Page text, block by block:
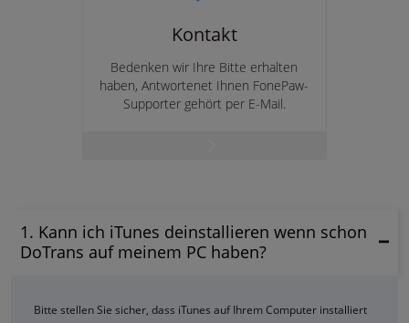
Kontakt
Bedenken wir Ihre Bitte erhalten
haben, Antwortenet Ihnen FonePaw-
Supporter gehört per E-Mail.
1. Kann ich iTunes deinstallieren wenn schon
DoTrans auf meinem PC haben?
Bitte stellen Sie sicher, dass iTunes auf Ihrem Computer installiert